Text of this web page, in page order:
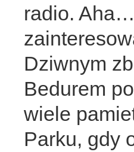
radio.
Dziwnym
Bedurem
wiele
Parku, gdy